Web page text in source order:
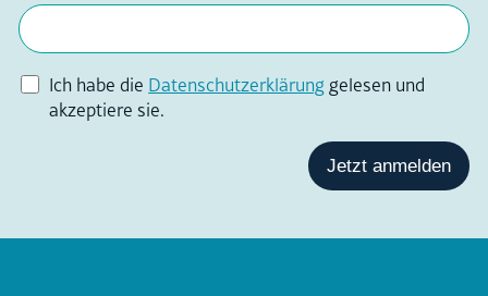
Ich habe die Datenschutzerklärung gelesen und
akzeptiere sie.
Jetzt anmelden